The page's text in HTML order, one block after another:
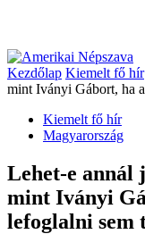
Kezdőlap Kiemelt fő hír
mint Iványi Gábort, ha
Kiemelt fő hír
Magyarország
Lehet-e annál
mint Iványi
lefoglalni sem